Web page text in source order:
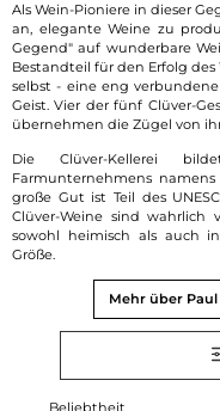
Als Wein-Pioniere in dieser
an, elegante Weine zu
Gegend" auf wunderbare
Bestandteil für den Erfolg
selbst - eine eng
Geist. Vier der fünf Clüver-
übernehmen die Zügel von
Die Clüver-Kellerei
Farmunternehmens
große Gut ist Teil des
Clüver-Weine sind wahrlich
sowohl heimisch als auch
Größe.
Mehr über